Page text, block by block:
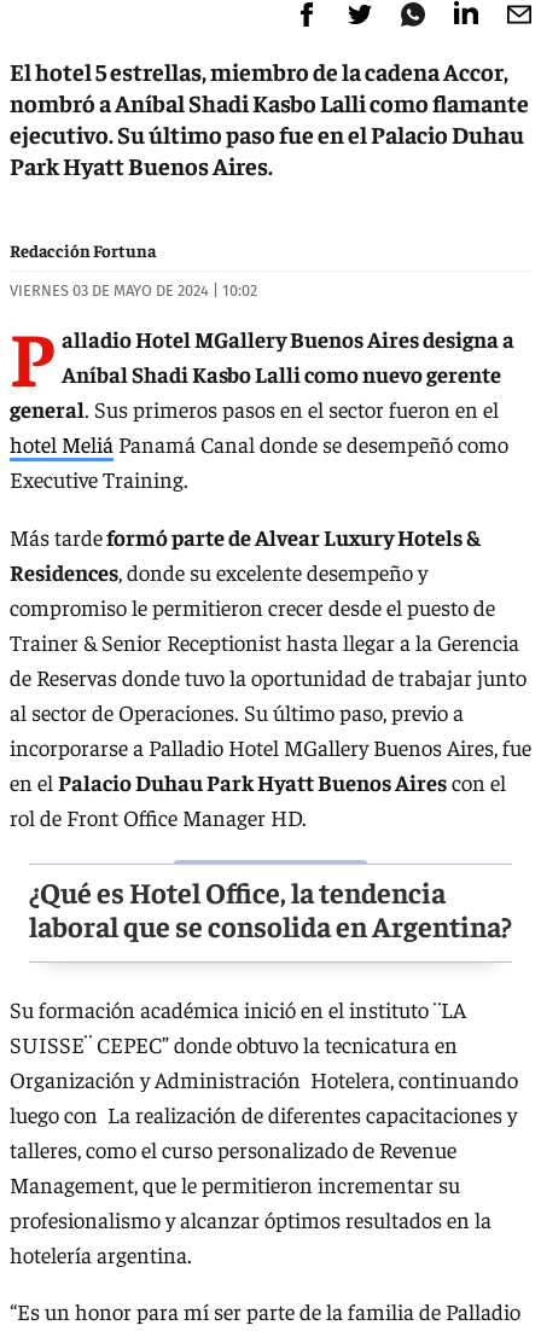
El hotel 5 estrellas, miembro de la cadena Accor,
nombró a Aníbal Shadi Kasbo Lalli como flamante
ejecutivo. Su último paso fue en el Palacio Duhau
Park Hyatt Buenos Aires.
Redacción Fortuna
VIERNES 03 DE MAYO DE 2024 | 10:02
P alladio Hotel MGallery Buenos Aires designa a
Aníbal Shadi Kasbo Lalli como nuevo gerente
general. Sus primeros pasos en el sector fueron en el
hotel Meliá Panamá Canal donde se desempeñó como
Executive Training.
Más tardeformó parte de Alvear Luxury Hotels &
Residences, donde su excelente desempeño y
compromiso le permitieron crecer desde el puesto de
Trainer & Senior Receptionist hasta llegar a la Gerencia
de Reservas donde tuvo la oportunidad de trabajar junto
al sector de Operaciones. Su último paso, previo a
incorporarse a Palladio Hotel MGallery Buenos Aires, fue
en el Palacio Duhau Park Hyatt Buenos Airescon el
rol de Front Office Manager HD.
¿Qué es Hotel Office, la tendencia
laboral que se consolida en Argentina?
Su formación académica inició en el instituto ¨LA
SUISSE¨ CEPEC” donde obtuvo la tecnicatura en
Organización y Administración Hotelera, continuando
luego con La realización de diferentes capacitaciones y
talleres, como el curso personalizado de Revenue
Management, que le permitieron incrementar su
profesionalismo y alcanzar óptimos resultados en la
hotelería argentina.
“Es un honor para mí ser parte de la familia de Palladio